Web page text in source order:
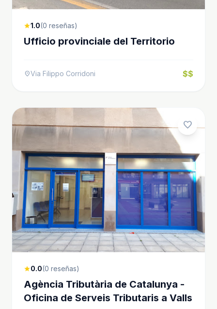
star1.0(0 reseñas)
Ufficio provinciale del Territorio
location_onVia Filippo Corridoni $$
favorite
star0.0(0 reseñas)
Agència Tributària de Catalunya -
Oficina de Serveis Tributaris a Valls